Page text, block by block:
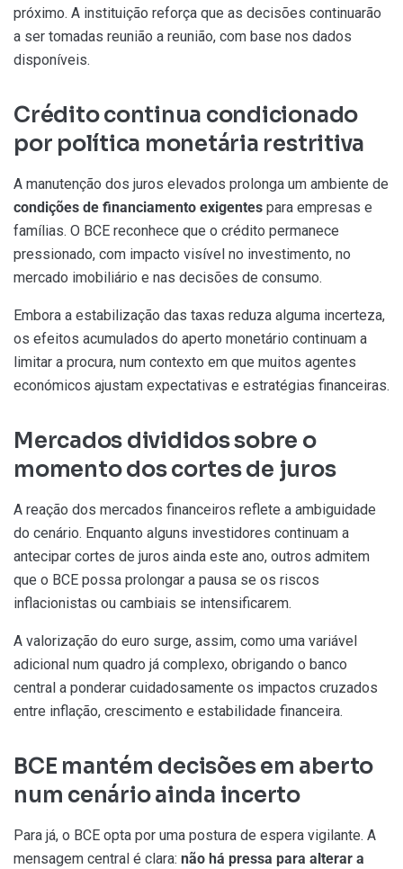
próximo. A instituição reforça que as decisões continuarão
a ser tomadas reunião a reunião, com base nos dados
disponíveis.
Crédito continua condicionado
por política monetária restritiva
A manutenção dos juros elevados prolonga um ambiente de
condições de financiamento exigentes para empresas e
famílias. O BCE reconhece que o crédito permanece
pressionado, com impacto visível no investimento, no
mercado imobiliário e nas decisões de consumo.
Embora a estabilização das taxas reduza alguma incerteza,
os efeitos acumulados do aperto monetário continuam a
limitar a procura, num contexto em que muitos agentes
económicos ajustam expectativas e estratégias financeiras.
Mercados divididos sobre o
momento dos cortes de juros
A reação dos mercados financeiros reflete a ambiguidade
do cenário. Enquanto alguns investidores continuam a
antecipar cortes de juros ainda este ano, outros admitem
que o BCE possa prolongar a pausa se os riscos
inflacionistas ou cambiais se intensificarem.
A valorização do euro surge, assim, como uma variável
adicional num quadro já complexo, obrigando o banco
central a ponderar cuidadosamente os impactos cruzados
entre inflação, crescimento e estabilidade financeira.
BCE mantém decisões em aberto
num cenário ainda incerto
Para já, o BCE opta por uma postura de espera vigilante. A
mensagem central é clara: não há pressa para alterar a